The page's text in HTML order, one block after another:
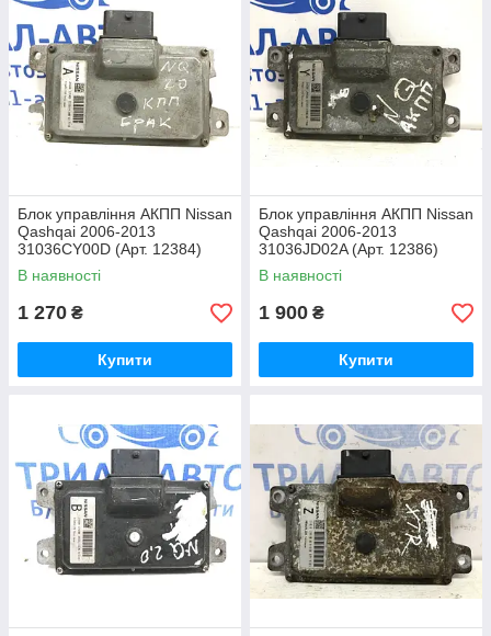
Блок управління АКПП Nissan
Qashqai 2006-2013
31036CY00D (Арт. 12384)
В наявності
1 270 ₴
Купити
Блок управління АКПП Nissan
Qashqai 2006-2013
31036JD02A (Арт. 12386)
В наявності
1 900 ₴
Купити